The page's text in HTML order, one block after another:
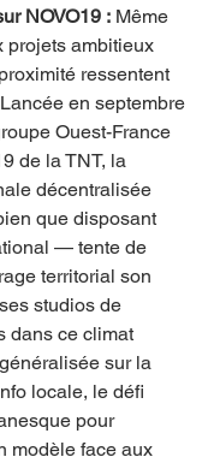
NOVO19 : Même
projets ambitieux
ressentent
en septembre
Ouest-France
de la TNT, la
décentralisée
que disposant
— tente de
territorial son
studios de
dans ce climat
sur la
locale, le défi
pour
modèle face aux